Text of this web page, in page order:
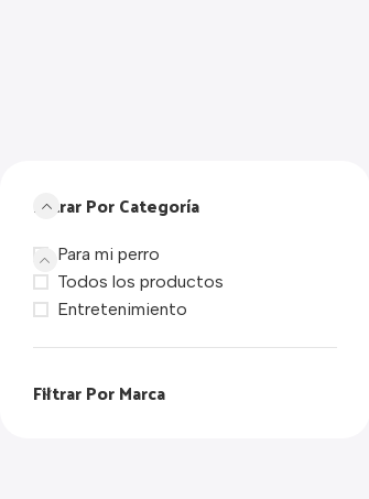
Filtrar Por Categoría
Para mi perro
Todos los productos
Entretenimiento
Filtrar Por Marca